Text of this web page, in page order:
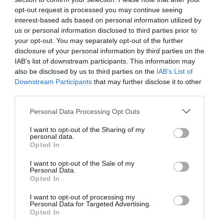
opt-out request is processed you may continue seeing
interest-based ads based on personal information utilized by
us or personal information disclosed to third parties prior to
your opt-out. You may separately opt-out of the further
disclosure of your personal information by third parties on the
IAB’s list of downstream participants. This information may
also be disclosed by us to third parties on the IAB’s List of
Downstream Participants that may further disclose it to other
Personal Data Processing Opt Outs
I want to opt-out of the Sharing of my
personal data.
Opted In
I want to opt-out of the Sale of my
Personal Data.
Opted In
I want to opt-out of processing my
Personal Data for Targeted Advertising.
Opted In
els artistes i grups internacionals, els que més
vegades han acudit han estatEros Ramazzotti,
amb 11 concerts, iMadonna,Bryan AdamsiU2
amb 7 cadascun.
Cites esportives
variats, des dels Jocs Olímpics de 1992, el
Campionat del Món d'Atletisme en pista coberta
de 1995, els campionats del món de Natació el
2013 i de bàsquet el 2014.
També s'han acollit espectacles familiars, com els
Disney on Ice , que ha tingut 29 edicions, i els